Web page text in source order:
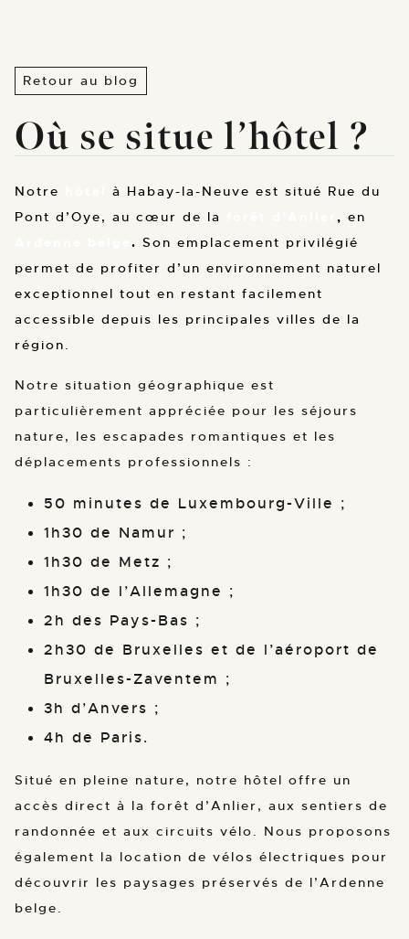
Retour au blog
Où se situe l’hôtel ?
Notre
à Habay-la-Neuve est situé Rue du
Pont d’Oye, au cœur de la
, en
. Son emplacement privilégié
permet de profiter d’un environnement naturel
exceptionnel tout en restant facilement
accessible depuis les principales villes de la
région.
Notre situation géographique est
particulièrement appréciée pour les séjours
nature, les escapades romantiques et les
déplacements professionnels :
50 minutes de Luxembourg-Ville ;
1h30 de Namur ;
1h30 de Metz ;
1h30 de l’Allemagne ;
2h des Pays-Bas ;
2h30 de Bruxelles et de l’aéroport de
Bruxelles-Zaventem ;
3h d’Anvers ;
4h de Paris.
Situé en pleine nature, notre hôtel offre un
accès direct à la forêt d’Anlier, aux sentiers de
randonnée et aux circuits vélo. Nous proposons
également la location de vélos électriques pour
découvrir les paysages préservés de l’Ardenne
belge.